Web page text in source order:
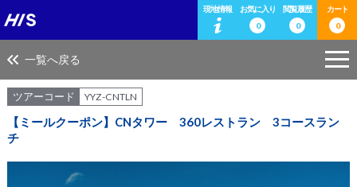
現地情報
お気に入り
0
閲覧履歴
0
カート
0
一覧へ戻る
ツアーコード YYZ-CNTLN
【ミールクーポン】CNタワー 360レストラン 3コースラン
チ